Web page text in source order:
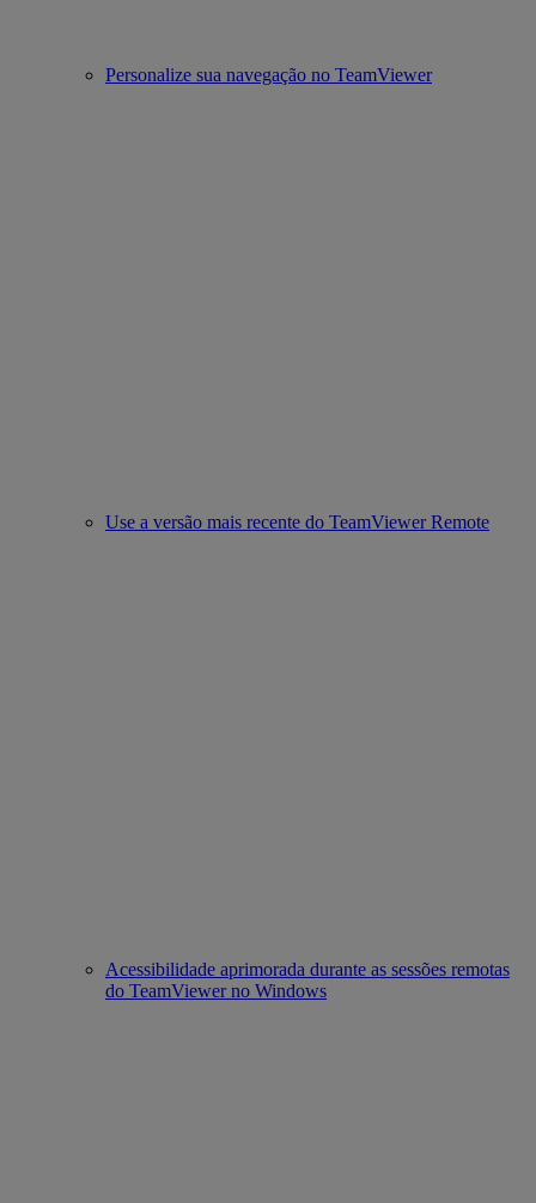
Personalize sua navegação no TeamViewer
Use a versão mais recente do TeamViewer Remote
Acessibilidade aprimorada durante as sessões remotas
do TeamViewer no Windows